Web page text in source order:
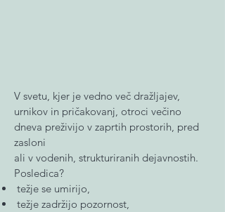
V svetu, kjer je vedno več dražljajev,
urnikov in pričakovanj, otroci večino
dneva preživijo v zaprtih prostorih, pred
zasloni
ali v vodenih, strukturiranih dejavnostih.
Posledica?
težje se umirijo,
težje zadržijo pozornost,